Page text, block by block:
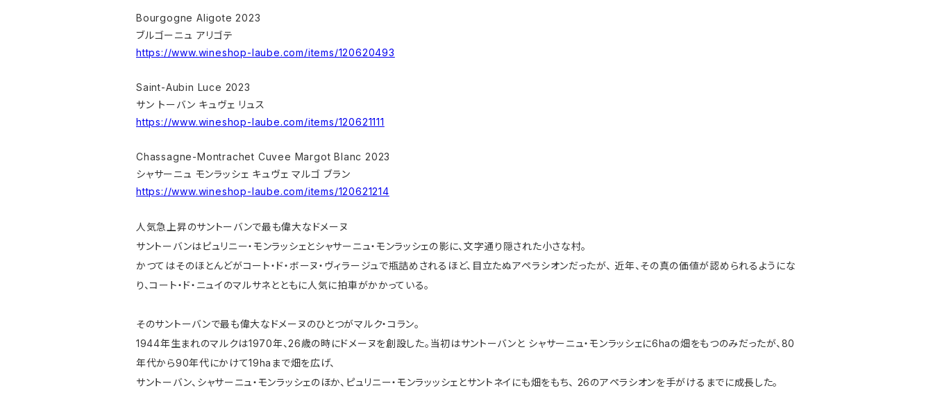
Bourgogne Aligote 2023
ブルゴーニュ アリゴテ
https://www.wineshop-laube.com/items/120620493
Saint-Aubin Luce 2023
サン トーバン キュヴェ リュス
https://www.wineshop-laube.com/items/120621111
Chassagne-Montrachet Cuvee Margot Blanc 2023
シャサーニュ モンラッシェ キュヴェ マルゴ ブラン
https://www.wineshop-laube.com/items/120621214
人気急上昇のサントーバンで最も偉大なドメーヌ
サントーバンはピュリニー・モンラッシェとシャサーニュ・モンラッシェの影に、文字通り隠された小さな村。
かつてはそのほとんどがコート・ド・ボーヌ・ヴィラージュで瓶詰めされるほど、目立たぬアペラシオンだったが、 近年、その真の価値が認められるようにな
り、コート・ド・ニュイのマルサネとともに人気に拍車がかかっている。
そのサントーバンで最も偉大なドメーヌのひとつがマルク・コラン。
1944年生まれのマルクは1970年、26歳の時にドメーヌを創設した。当初はサントーバンと シャサーニュ・モンラッシェに6haの畑をもつのみだったが、80
年代から90年代にかけて19haまで畑を広げ、
サントーバン、シャサーニュ・モンラッシェのほか、ピュリニー・モンラッッシェとサントネイにも畑をもち、 26のアペラシオンを手がけるまでに成長した。